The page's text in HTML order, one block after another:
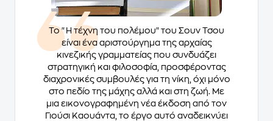
Το "Η τέχνη του πολέμου" του Σουν Τσου
είναι ένα αριστούργημα της αρχαίας
κινεζικής γραμματείας που συνδυάζει
στρατηγική και φιλοσοφία, προσφέροντας
διαχρονικές συμβουλές για τη νίκη, όχι μόνο
στο πεδίο της μάχης αλλά και στη ζωή. Με
μια εικονογραφημένη νέα έκδοση από τον
Γιούσι Καουάντα, το έργο αυτό αναδεικνύει